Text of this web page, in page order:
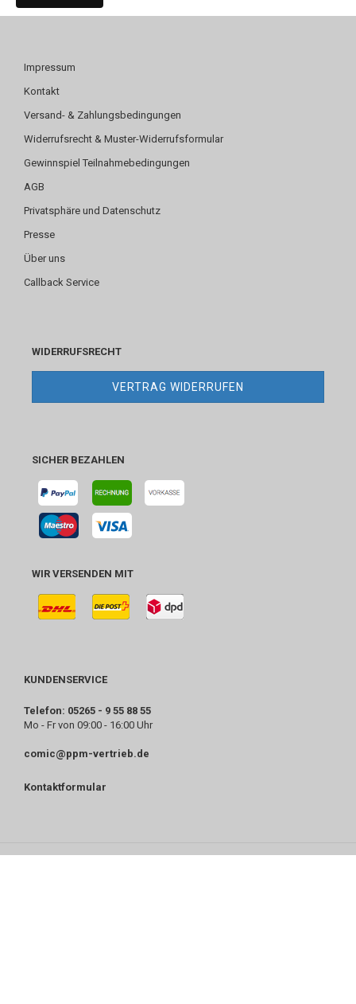
Impressum
Kontakt
Versand- & Zahlungsbedingungen
Widerrufsrecht & Muster-Widerrufsformular
Gewinnspiel Teilnahmebedingungen
AGB
Privatsphäre und Datenschutz
Presse
Über uns
Callback Service
WIDERRUFSRECHT
VERTRAG WIDERRUFEN
SICHER BEZAHLEN
WIR VERSENDEN MIT
KUNDENSERVICE
Telefon: 05265 - 9 55 88 55
Mo - Fr von 09:00 - 16:00 Uhr
comic@ppm-vertrieb.de
Kontaktformular